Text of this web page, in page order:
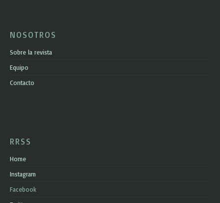
NOSOTROS
Sobre la revista
Equipo
Contacto
RRSS
Home
Instagram
Facebook